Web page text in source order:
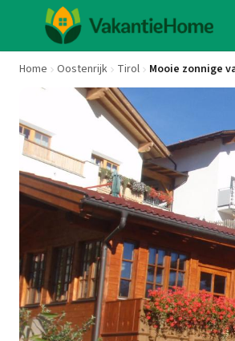
Home Oostenrijk Tirol Mooie zonnige